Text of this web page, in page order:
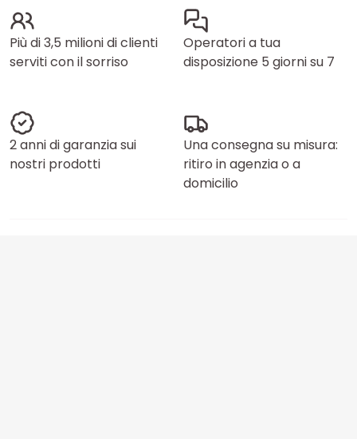
Più di 3,5 milioni di clienti
serviti con il sorriso
Operatori a tua
disposizione 5 giorni su 7
2 anni di garanzia sui
nostri prodotti
Una consegna su misura:
ritiro in agenzia o a
domicilio